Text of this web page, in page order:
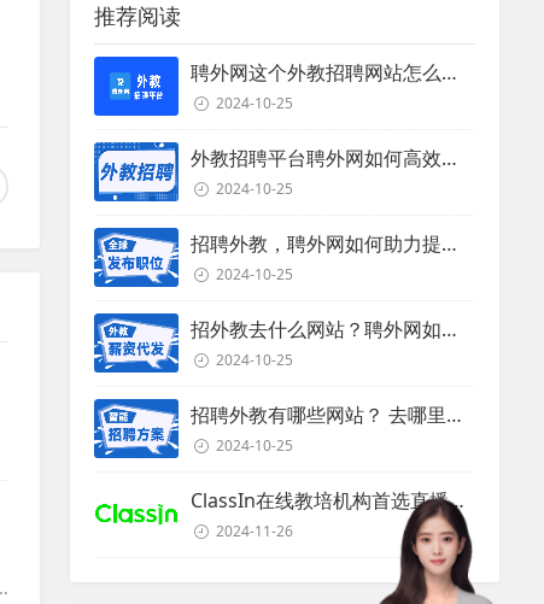
推荐阅读
聘外网这个外教招聘网站怎么样？
2024-10-25
外教招聘平台聘外网如何高效招聘外教？
2024-10-25
招聘外教，聘外网如何助力提升招聘效率？
2024-10-25
招外教去什么网站？聘外网如何助力企业外教招聘
2024-10-25
招聘外教有哪些网站？ 去哪里招聘外教？
2024-10-25
ClassIn在线教培机构首选直播课堂服务商
2024-11-26